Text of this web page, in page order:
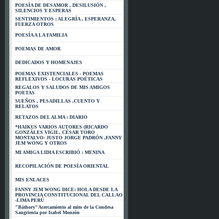
POESÍA DE DESAMOR , DESILUSIÓN ,
SILENCIOS Y ESPERAS
SENTIMIENTOS : ALEGRÍA , ESPERANZA,
FUERZA OTROS
POESÍA A LA FAMILIA
POEMAS DE AMOR
DEDICADOS Y HOMENAJES
POEMAS EXISTENCIALES - POEMAS
REFLEXIVOS - LOCURAS POÉTICAS
REGALOS Y SALUDOS DE MIS AMIGOS
POETAS
SUEÑOS , PESADILLAS ,CUENTO Y
RELATOS
RETAZOS DEL ALMA : DIARIO
*HAIKUS VARIOS AUTORES (RICARDO
GONZÁLES VIGIL, CÉSAR TORO
MONTALVO- JUSTO JORGE PADRÓN ,FANNY
JEM WONG Y OTROS
MI AMIGA LIDIA ESCRIBIÓ : MENINA
RECOPILACIÓN DE POESÍA ORIENTAL
MIS ENLACES
FANNY JEM WONG DICE: HOLA DESDE LA
PROVINCIA CONSTITUCIONAL DEL CALLAO
-LIMA PERÚ
"Báthory"Acercamiento al mito de la Condesa
Sangrienta por Isabel Monzón